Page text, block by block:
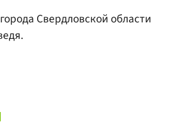
Свердловской области